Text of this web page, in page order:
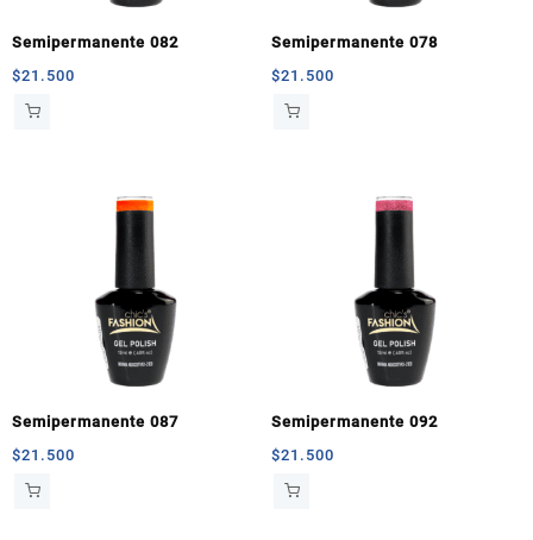
Semipermanente 082
$21.500
Semipermanente 078
$21.500
Semipermanente 087
$21.500
Semipermanente 092
$21.500